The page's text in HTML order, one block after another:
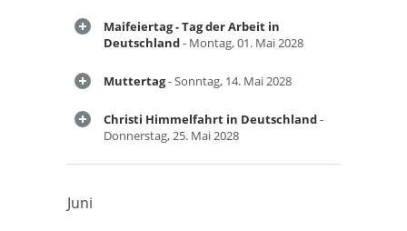
Maifeiertag - Tag der Arbeit in
Deutschland- Montag, 01. Mai 2028
Muttertag- Sonntag, 14. Mai 2028
Christi Himmelfahrt in Deutschland-
Donnerstag, 25. Mai 2028
Juni